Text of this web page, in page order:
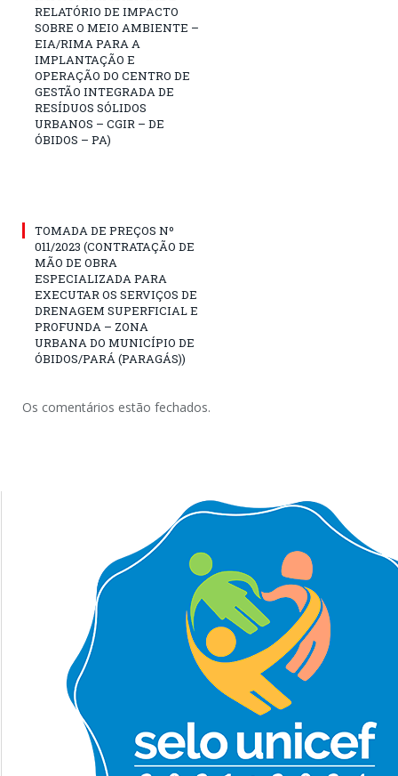
RELATÓRIO DE IMPACTO
SOBRE O MEIO AMBIENTE –
EIA/RIMA PARA A
IMPLANTAÇÃO E
OPERAÇÃO DO CENTRO DE
GESTÃO INTEGRADA DE
RESÍDUOS SÓLIDOS
URBANOS – CGIR – DE
ÓBIDOS – PA)
TOMADA DE PREÇOS Nº
011/2023 (CONTRATAÇÃO DE
MÃO DE OBRA
ESPECIALIZADA PARA
EXECUTAR OS SERVIÇOS DE
DRENAGEM SUPERFICIAL E
PROFUNDA – ZONA
URBANA DO MUNICÍPIO DE
ÓBIDOS/PARÁ (PARAGÁS))
Os comentários estão fechados.